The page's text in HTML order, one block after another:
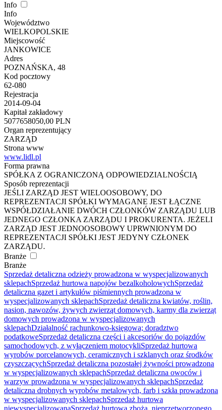
Info
Info
Województwo
WIELKOPOLSKIE
Miejscowość
JANKOWICE
Adres
POZNAŃSKA, 48
Kod pocztowy
62-080
Rejestracja
2014-09-04
Kapitał zakładowy
5077658050,00 PLN
Organ reprezentujący
ZARZĄD
Strona www
www.lidl.pl
Forma prawna
SPÓŁKA Z OGRANICZONĄ ODPOWIEDZIALNOŚCIĄ
Sposób reprezentacji
JEŚLI ZARZĄD JEST WIELOOSOBOWY, DO
REPREZENTACJI SPÓŁKI WYMAGANE JEST ŁĄCZNE
WSPÓŁDZIAŁANIE DWÓCH CZŁONKÓW ZARZĄDU LUB
JEDNEGO CZŁONKA ZARZĄDU I PROKURENTA. JEŻELI
ZARZĄD JEST JEDNOOSOBOWY UPRWNIONYM DO
REPREZENTACJI SPÓŁKI JEST JEDYNY CZŁONEK
ZARZĄDU.
Branże
Branże
Sprzedaż detaliczna odzieży prowadzona w wyspecjalizowanych
sklepachSprzedaż hurtowa napojów bezalkoholowychSprzedaż
detaliczna gazet i artykułów piśmiennych prowadzona w
wyspecjalizowanych sklepachSprzedaż detaliczna kwiatów, roślin,
nasion, nawozów, żywych zwierząt domowych, karmy dla zwierząt
domowych prowadzona w wyspecjalizowanych
sklepachDziałalność rachunkowo-księgowa; doradztwo
podatkoweSprzedaż detaliczna części i akcesoriów do pojazdów
samochodowych, z wyłączeniem motocykliSprzedaż hurtowa
wyrobów porcelanowych, ceramicznych i szklanych oraz środków
czyszczącychSprzedaż detaliczna pozostałej żywności prowadzona
w wyspecjalizowanych sklepachSprzedaż detaliczna owoców i
warzyw prowadzona w wyspecjalizowanych sklepachSprzedaż
detaliczna drobnych wyrobów metalowych, farb i szkła prowadzona
w wyspecjalizowanych sklepachSprzedaż hurtowa